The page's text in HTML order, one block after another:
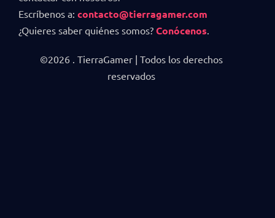
Escríbenos a: contacto@tierragamer.com
¿Quieres saber quiénes somos? Conócenos.
©2026 . TierraGamer | Todos los derechos
reservados